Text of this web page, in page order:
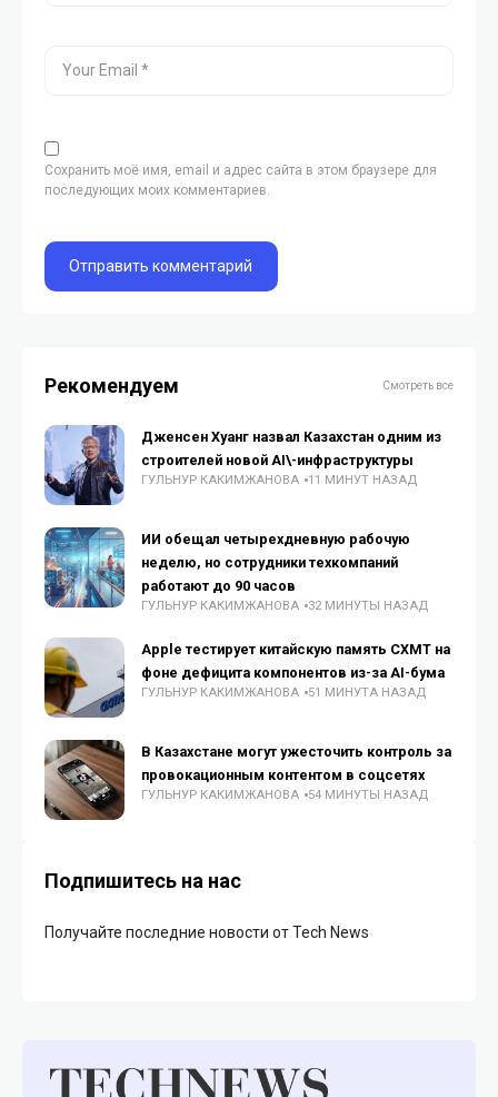
Сохранить моё имя, email и адрес сайта в этом браузере для
последующих моих комментариев.
Рекомендуем Смотреть все
Дженсен Хуанг назвал Казахстан одним из
строителей новой AI\-инфраструктуры
ГУЛЬНУР КАКИМЖАНОВА 11 МИНУТ НАЗАД
ИИ обещал четырехдневную рабочую
неделю, но сотрудники техкомпаний
работают до 90 часов
ГУЛЬНУР КАКИМЖАНОВА 32 МИНУТЫ НАЗАД
Apple тестирует китайскую память CXMT на
фоне дефицита компонентов из-за AI-бума
ГУЛЬНУР КАКИМЖАНОВА 51 МИНУТА НАЗАД
В Казахстане могут ужесточить контроль за
провокационным контентом в соцсетях
ГУЛЬНУР КАКИМЖАНОВА 54 МИНУТЫ НАЗАД
Подпишитесь на нас
Получайте последние новости от Tech News